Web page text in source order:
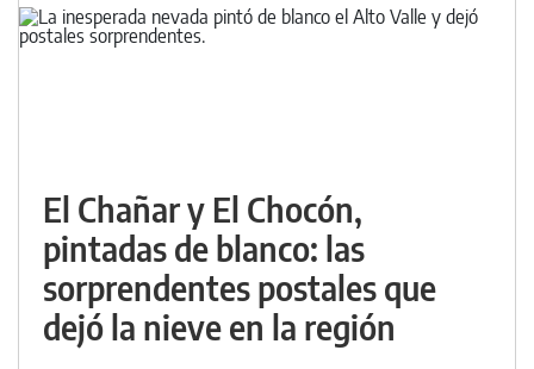
El Chañar y El Chocón,
pintadas de blanco: las
sorprendentes postales que
dejó la nieve en la región